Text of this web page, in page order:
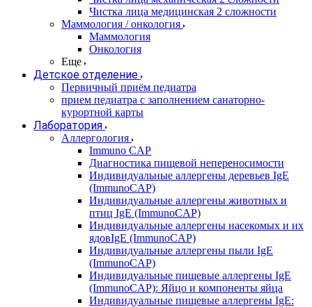
Чистка лица медицинская 2 сложности
Маммология / онкология
Маммология
Онкология
Еще
Детское отделение
Первичный приём педиатра
прием педиатра с заполнением санаторно-
курортной карты
Лаборатория
Аллергология
Immuno CAP
Диагностика пищевой непереносимости
Индивидуальные аллергены деревьев IgE
(ImmunoCAP)
Индивидуальные аллергены животных и
птиц IgE (ImmunoCAP)
Индивидуальные аллергены насекомых и их
ядовIgE (ImmunoCAP)
Индивидуальные аллергены пыли IgE
(ImmunoCAP)
Индивидуальные пищевые аллергены IgE
(ImmunoCAP): Яйцо и компоненты яйца
Индивидуальные пищевые аллергены IgE: